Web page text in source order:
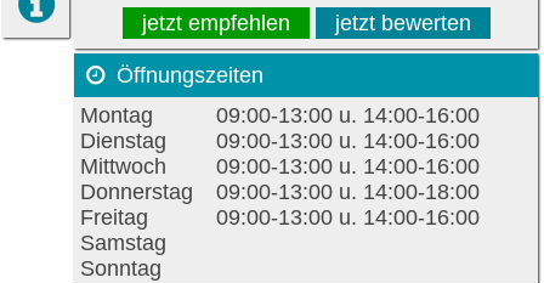
jetzt empfehlen
jetzt bewerten
Öffnungszeiten
Montag
09:00-13:00 u. 14:00-16:00
Dienstag
09:00-13:00 u. 14:00-16:00
Mittwoch
09:00-13:00 u. 14:00-16:00
Donnerstag
09:00-13:00 u. 14:00-18:00
Freitag
09:00-13:00 u. 14:00-16:00
Samstag
Sonntag